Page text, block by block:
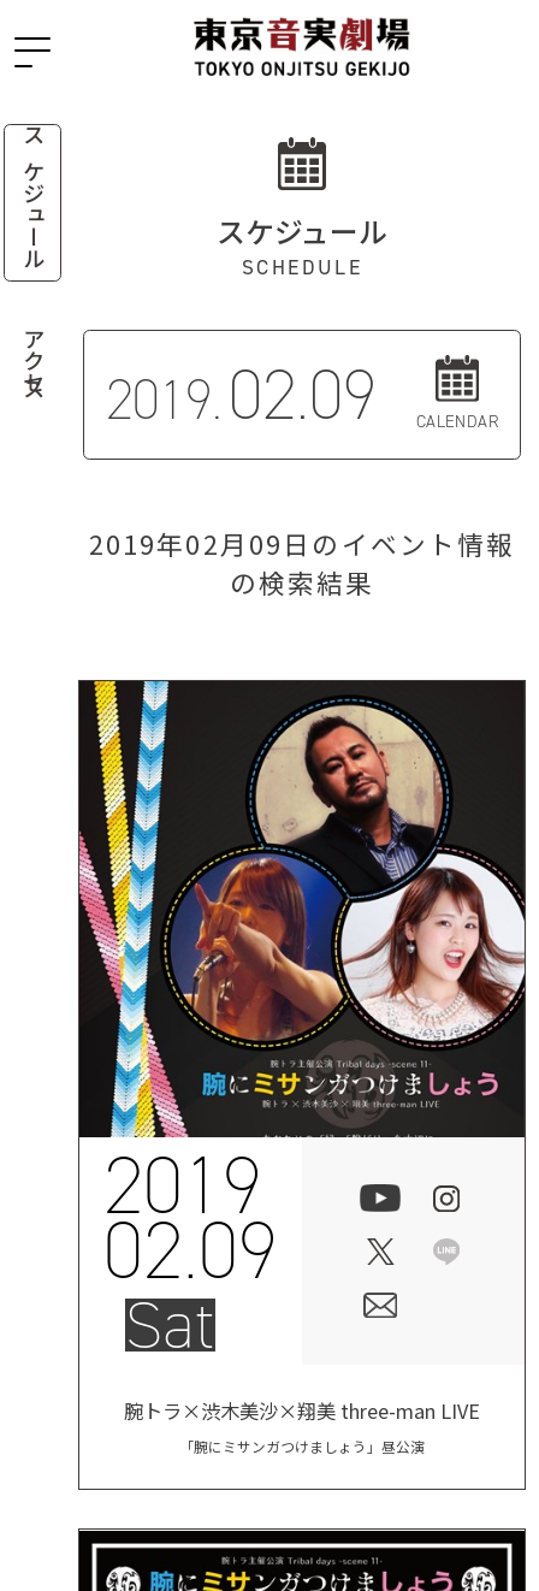
スケジュール
アクセス
スケジュール
SCHEDULE
2019.02.09 CALENDAR
2019年02月09日のイベント情報
の検索結果
2019
02.09
Sat
腕トラ×渋木美沙×翔美 three-man LIVE
「腕にミサンガつけましょう」昼公演